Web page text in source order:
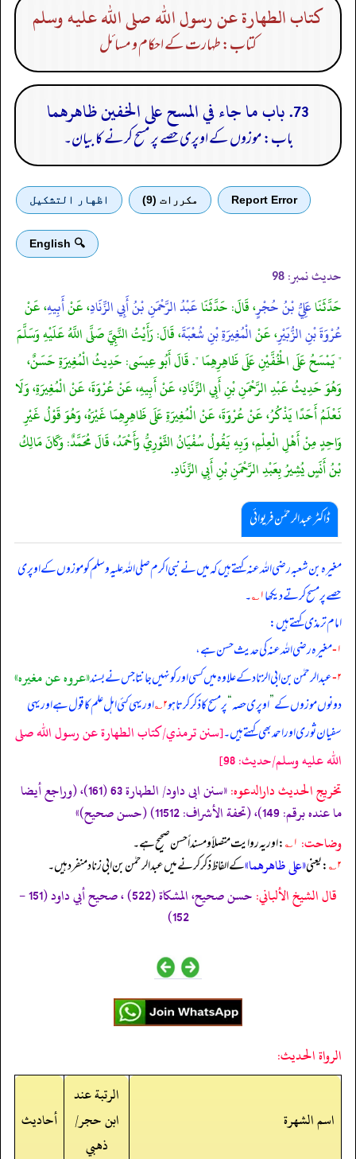
كتاب الطهارة عن رسول الله صلى الله عليه وسلم
کتاب: طہارت کے احکام و مسائل
73. باب ما جاء في المسح على الخفين ظاهرهما
باب: موزوں کے اوپری حصے پر مسح کرنے کا بیان۔
Report Error مكررات (9) اظهار التشكيل
🔍 English
حدیث نمبر: 98
حَدَّثَنَاعَلِيُّ بْنُ حُجْرٍ، قَالَ: حَدَّثَنَاعَبْدُ الرَّحْمَنِ بْنُ أَبِي الزِّنَادِ، عَنْأَبِيهِ، عَنْ
عُرْوَةَ بْنِ الزُّبَيْرِ، عَنْالْمُغِيرَةِ بْنِ شُعْبَةَ، قَالَ: رَأَيْتُ النَّبِيَّ صَلَّى اللَّهُ عَلَيْهِ وَسَلَّمَ
" يَمْسَحُ عَلَى الْخُفَّيْنِ عَلَى ظَاهِرِهِمَا ". قَالَ أَبُو عِيسَى: حَدِيثُ الْمُغِيرَةِ حَسَنٌ،
وَهُوَ حَدِيثُ عَبْدِ الرَّحْمَنِ بْنِ أَبِي الزِّنَادِ، عَنْ أَبِيهِ، عَنْ عُرْوَةَ، عَنْ الْمُغِيرَةِ، وَلَا
نَعْلَمُ أَحَدًا يَذْكُرُ، عَنْ عُرْوَةَ، عَنْ الْمُغِيرَةِ عَلَى ظَاهِرِهِمَا غَيْرَهُ، وَهُوَ قَوْلُ غَيْرِ
وَاحِدٍ مِنْ أَهْلِ الْعِلْمِ، وَبِهِ يَقُولُ سُفْيَانُ الثَّوْرِيُّ وَأَحْمَدُ، قَالَ مُحَمَّدٌ: وَكَانَ مَالِكُ
بْنُ أَنَسٍ يُشِيرُ بِعَبْدِ الرَّحْمَنِ بْنِ أَبِي الزِّنَادِ.
ڈاکٹر عبدالرحمٰن فریوائی
مغیرہ بن شعبہ رضی الله عنہ کہتے ہیں کہمیں نے نبی اکرم صلی الله علیہ وسلم کو موزوں کے اوپری
حصے پر مسح کرتے دیکھا۱؎ ۔
امام ترمذی کہتے ہیں:
۱- مغیرہ رضی الله عنہ کی حدیث حسن ہے،
۲- عبدالرحمٰن بن ابی الزناد کے علاوہ میں کسی اور کو نہیں جانتا جس نے بسند«عروہ عن مغیرہ»
دونوں موزوں کے”اوپری حصہ“پر مسح کا ذکر کرتا ہو۲؎ اور یہی کئی اہل علم کا قول ہے اور یہی
سفیان ثوری اور احمد بھی کہتے ہیں۔[سنن ترمذي/كتاب الطهارة عن رسول الله صلى
الله عليه وسلم/حدیث: 98]
تخریج الحدیث دارالدعوہ:
«سنن ابی داود/ الطہارة 63 (161)، (وراجع أیضا
ما عندہ برقم: 149)، (تحفة الأشراف: 11512) (حسن صحیح)»
وضاحت: ۱؎ : اور یہ روایت متصلاً و مسنداً حسن صحیح ہے۔
۲؎ : یعنی«على ظاهرهما»کے الفاظ ذکر کرنے میں عبدالرحمٰن بن ابی زناد منفرد ہیں۔
قال الشيخ الألباني:
حسن صحيح، المشكاة (522) ، صحيح أبي داود (151 -
152)
الرواة الحديث:
اسم الشهرة
الرتبة عند
ابن حجر/
ذهبي
أحاديث